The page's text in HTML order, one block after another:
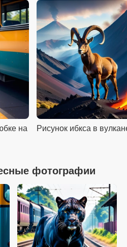
на
Рисунок ибкса в
фотографии